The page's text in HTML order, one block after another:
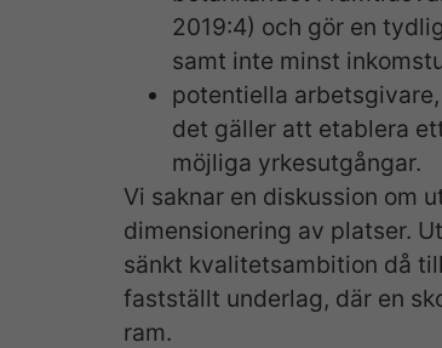
2019:4) och gör en
samt inte minst
potentiella
det gäller att etablera
möjliga yrkesutgångar.
Vi saknar en diskussion om
dimensionering av platser.
sänkt kvalitetsambition då
fastställt underlag, där en
ram.